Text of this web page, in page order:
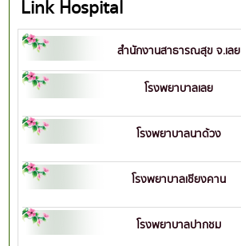
Link Hospital
สำนักงานสาธารณสุข จ.เลย
โรงพยาบาลเลย
โรงพยาบาลนาด้วง
โรงพยาบาลเชียงคาน
โรงพยาบาลปากชม